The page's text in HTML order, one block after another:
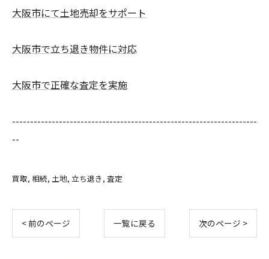
大阪市にて土地売却をサポート
大阪市で立ち退き物件に対応
大阪市で正確な査定を実施
--------------------------------------------------------------------
--
買取 相続 土地 立ち退き 査定
< 前のページ 一覧に戻る 次のページ >